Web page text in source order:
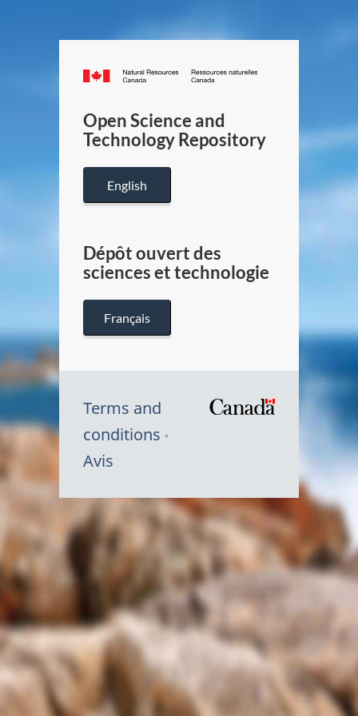
Canada.ca
/
Canada
Open Science and
Technology Repository
English
Dépôt ouvert des
sciences et technologie
Français
Terms and
conditions
Avis
Symbole
du
Canada